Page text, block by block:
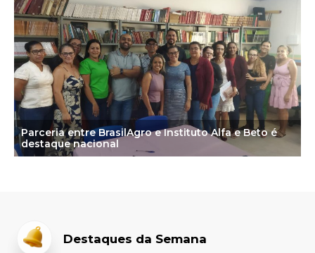
Parceria entre BrasilAgro e Instituto Alfa e Beto é
destaque nacional
Destaques da Semana